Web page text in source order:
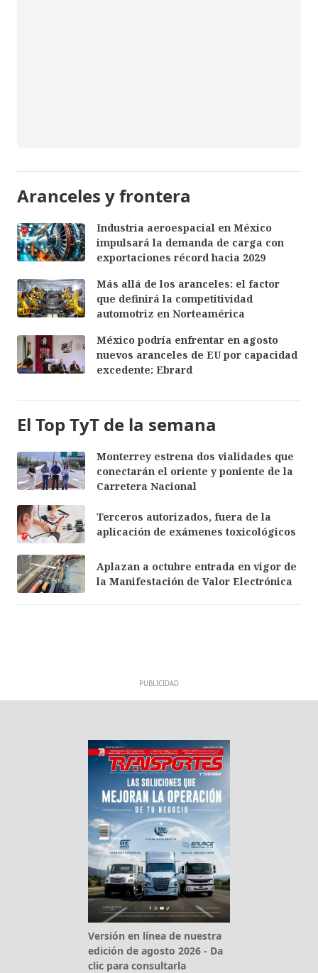
Aranceles y frontera
Industria aeroespacial en México
impulsará la demanda de carga con
exportaciones récord hacia 2029
Más allá de los aranceles: el factor
que definirá la competitividad
automotriz en Norteamérica
México podría enfrentar en agosto
nuevos aranceles de EU por capacidad
excedente: Ebrard
El Top TyT de la semana
Monterrey estrena dos vialidades que
conectarán el oriente y poniente de la
Carretera Nacional
Terceros autorizados, fuera de la
aplicación de exámenes toxicológicos
Aplazan a octubre entrada en vigor de
la Manifestación de Valor Electrónica
PUBLICIDAD
Versión en línea de nuestra
edición de agosto 2026 - Da
clic para consultarla